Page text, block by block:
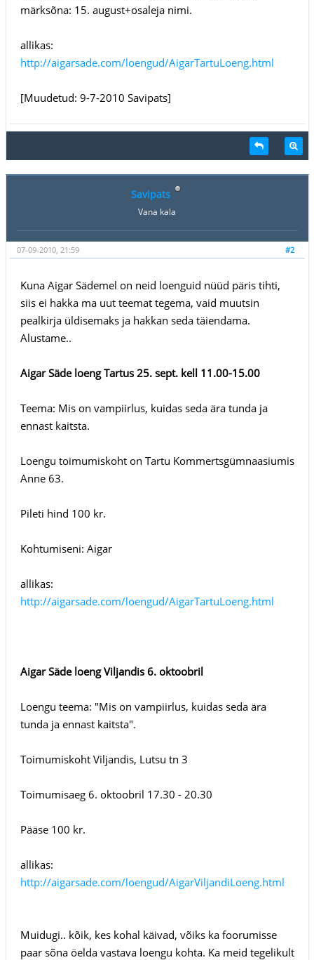
märksõna: 15. august+osaleja nimi.
allikas:
http://aigarsade.com/loengud/AigarTartuLoeng.html
[Muudetud: 9-7-2010 Savipats]
Savipats
Vana kala
#2
07-09-2010, 21:59
Kuna Aigar Sädemel on neid loenguid nüüd päris tihti,
siis ei hakka ma uut teemat tegema, vaid muutsin
pealkirja üldisemaks ja hakkan seda täiendama.
Alustame..
Aigar Säde loeng Tartus 25. sept. kell 11.00-15.00
Teema: Mis on vampiirlus, kuidas seda ära tunda ja
ennast kaitsta.
Loengu toimumiskoht on Tartu Kommertsgümnaasiumis
Anne 63.
Pileti hind 100 kr.
Kohtumiseni: Aigar
allikas:
http://aigarsade.com/loengud/AigarTartuLoeng.html
Aigar Säde loeng Viljandis 6. oktoobril
Loengu teema: "Mis on vampiirlus, kuidas seda ära
tunda ja ennast kaitsta".
Toimumiskoht Viljandis, Lutsu tn 3
Toimumisaeg 6. oktoobril 17.30 - 20.30
Pääse 100 kr.
allikas:
http://aigarsade.com/loengud/AigarViljandiLoeng.html
Muidugi.. kõik, kes kohal käivad, võiks ka foorumisse
paar sõna öelda vastava loengu kohta. Ka meid tegelikult